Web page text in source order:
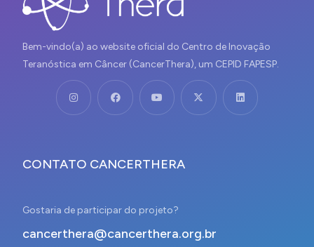
Bem-vindo(a) ao website oficial do Centro de Inovação
Teranóstica em Câncer (CancerThera), um CEPID FAPESP.
CONTATO CANCERTHERA
Gostaria de participar do projeto?
cancerthera@cancerthera.org.br